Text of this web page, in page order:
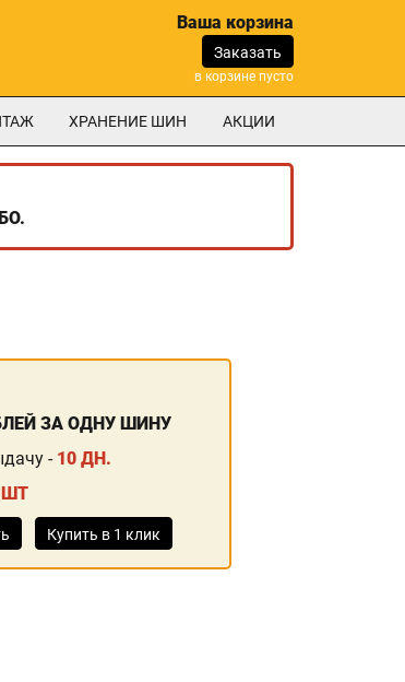
Ваша корзина
Заказать
в корзине пусто
ХРАНЕНИЕ ШИН АКЦИИ
ЗА ОДНУ ШИНУ
- 10 ДН.
ШТ
Купить в 1 клик